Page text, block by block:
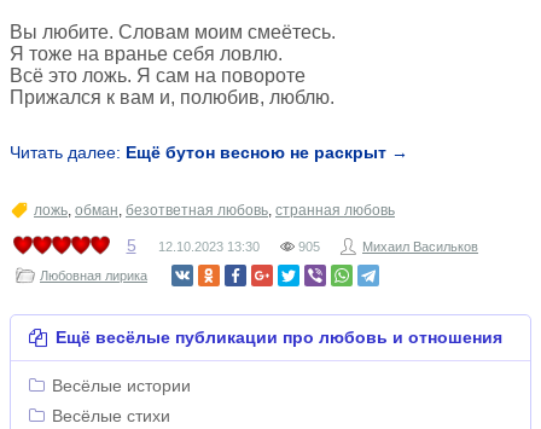
Вы любите. Словам моим смеётесь.
Я тоже на вранье себя ловлю.
Всё это ложь. Я сам на повороте
Прижался к вам и, полюбив, люблю.
Читать далее: Ещё бутон весною не раскрыт →
ложь, обман, безответная любовь, странная любовь
5 12.10.2023 13:30 905
Михаил Васильков
Любовная лирика
Ещё весёлые публикации про любовь и отношения
Весёлые истории
Весёлые стихи